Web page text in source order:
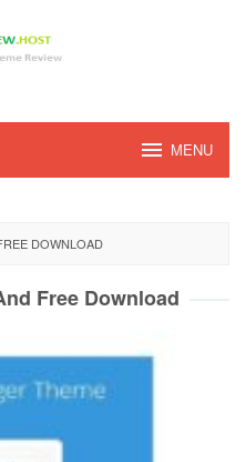
MENU
DOWNLOAD
Free Download